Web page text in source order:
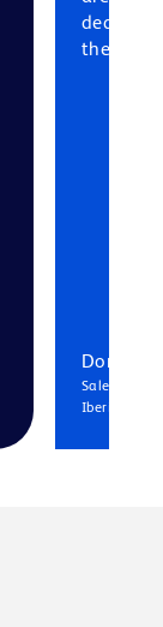
the
Sales
Iberia